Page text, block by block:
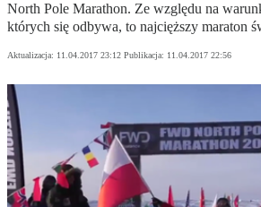
North Pole Marathon. Ze względu na
których się odbywa, to najcięższy maraton
Aktualizacja: 11.04.2017 23:12 Publikacja: 11.04.2017 22:56